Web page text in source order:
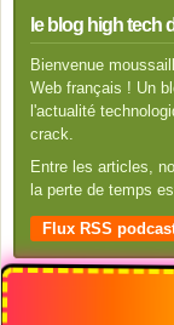
le blog high tech
Bienvenue
Web français ! Un
l'actualité
crack.
Entre les articles,
la perte de temps
Flux RSS